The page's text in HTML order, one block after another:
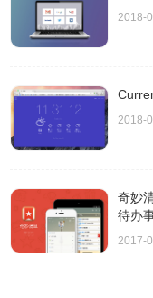
2018-
2018-
奇妙
待办
2017-